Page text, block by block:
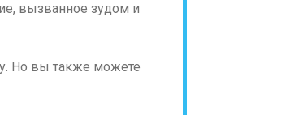
вызванное зудом и
Но вы также можете